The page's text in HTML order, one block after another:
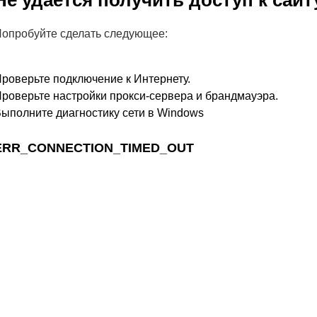
сделать следующее:
подключение к Интернету.
настройки прокси-сервера и брандмауэра.
диагностику сети в Windows